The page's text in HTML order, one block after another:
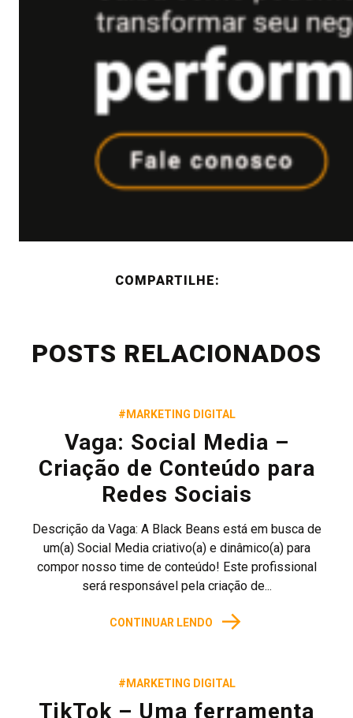
COMPARTILHE:
POSTS RELACIONADOS
#MARKETING DIGITAL
Vaga: Social Media –
Criação de Conteúdo para
Redes Sociais
Descrição da Vaga: A Black Beans está em busca de
um(a) Social Media criativo(a) e dinâmico(a) para
compor nosso time de conteúdo! Este profissional
será responsável pela criação de...
CONTINUAR LENDO →
#MARKETING DIGITAL
TikTok – Uma ferramenta